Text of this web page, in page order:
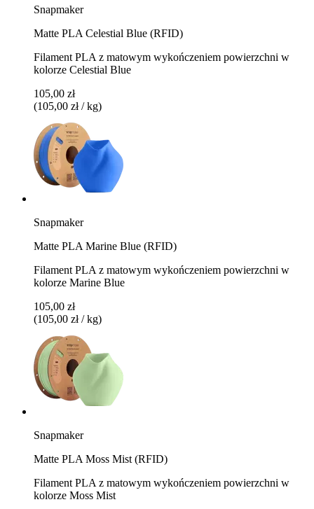
Snapmaker
Matte PLA Celestial Blue (RFID)
Filament PLA z matowym wykończeniem powierzchni w
kolorze Celestial Blue
105,00 zł
(105,00 zł / kg)
Snapmaker
Matte PLA Marine Blue (RFID)
Filament PLA z matowym wykończeniem powierzchni w
kolorze Marine Blue
105,00 zł
(105,00 zł / kg)
Snapmaker
Matte PLA Moss Mist (RFID)
Filament PLA z matowym wykończeniem powierzchni w
kolorze Moss Mist